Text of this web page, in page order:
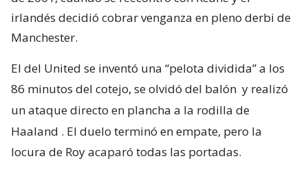
irlandés decidió cobrar venganza en pleno derbi de
Manchester.
El del United se inventó una “pelota dividida” a los
86 minutos del cotejo, se olvidó del balón y realizó
un ataque directo en plancha a la rodilla de
Haaland . El duelo terminó en empate, pero la
locura de Roy acaparó todas las portadas.